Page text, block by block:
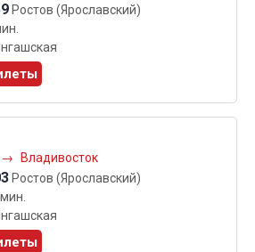
Ростов (Ярославский)
→ Владивосток
Ростов (Ярославский)